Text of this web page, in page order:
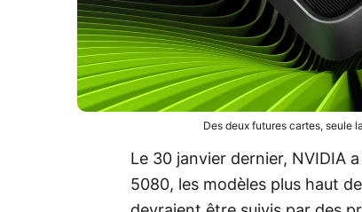
Des deux futures cartes, seule
Le 30 janvier dernier, NVIDIA
5080, les modèles plus haut